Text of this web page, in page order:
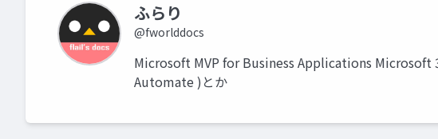
ふらり
@fworlddocs
Microsoft MVP for Business Applications
Automate )とか